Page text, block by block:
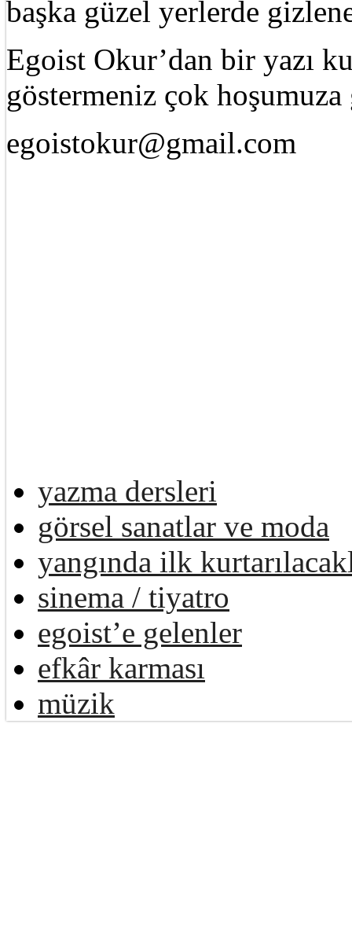
başka güzel yerlerde
Egoist Okur’dan bir yazı
göstermeniz çok
egoistokur@gmail.com
yazma dersleri
görsel sanatlar ve moda
yangında ilk
sinema / tiyatro
egoist’e gelenler
efkâr karması
müzik